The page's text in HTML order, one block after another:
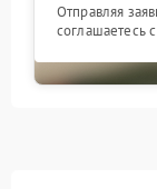
Отправляя
соглашаетесь с